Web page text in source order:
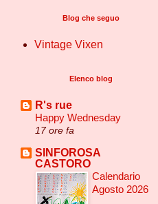
Blog che seguo
Vintage Vixen
Elenco blog
R's rue
Happy Wednesday
17 ore fa
SINFOROSA
CASTORO
Calendario
Agosto 2026